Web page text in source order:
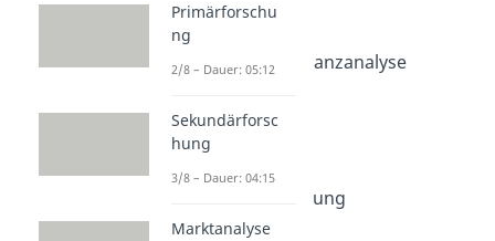
Marktanalyse
Dauer: 04:52
Einfaktorielle Varianzanalyse
Dauer: 04:43
Storetest
Dauer: 07:59
Marktsegmentierung
Dauer: 04:42
Primärforschu
ng
2/8 – Dauer: 05:12
Sekundärforsc
hung
3/8 – Dauer: 04:15
Marktanalyse